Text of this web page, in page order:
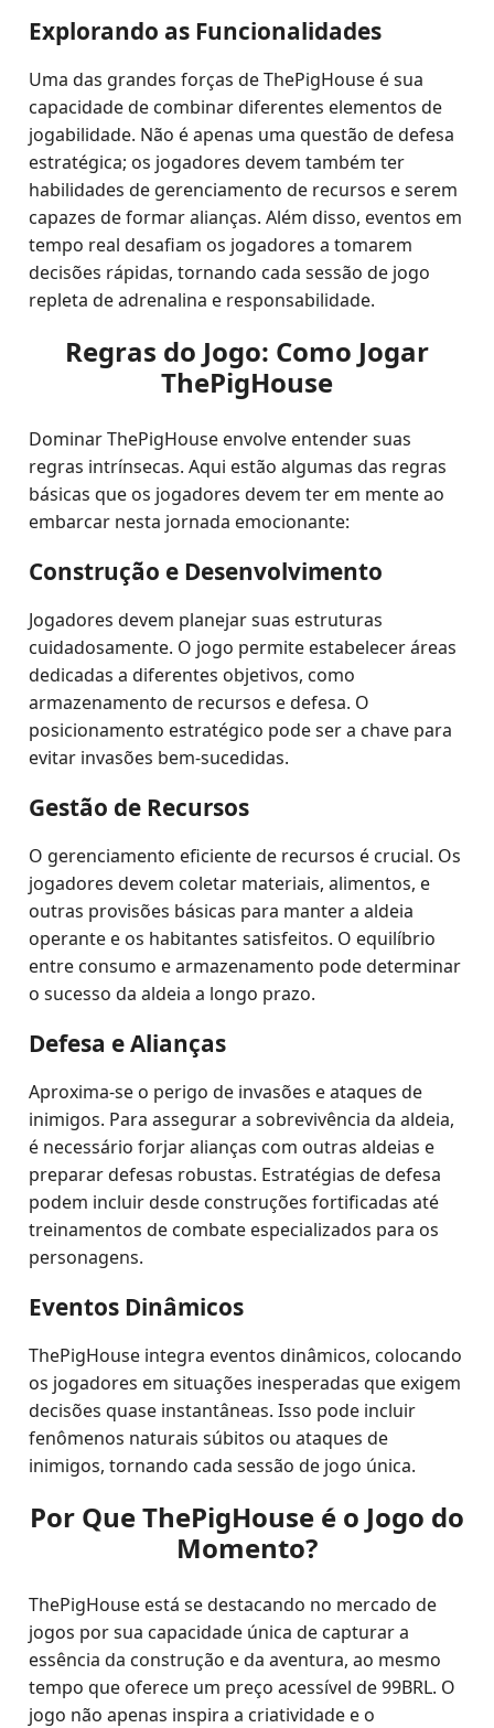
Explorando as Funcionalidades
Uma das grandes forças de ThePigHouse é sua
capacidade de combinar diferentes elementos de
jogabilidade. Não é apenas uma questão de defesa
estratégica; os jogadores devem também ter
habilidades de gerenciamento de recursos e serem
capazes de formar alianças. Além disso, eventos em
tempo real desafiam os jogadores a tomarem
decisões rápidas, tornando cada sessão de jogo
repleta de adrenalina e responsabilidade.
Regras do Jogo: Como Jogar
ThePigHouse
Dominar ThePigHouse envolve entender suas
regras intrínsecas. Aqui estão algumas das regras
básicas que os jogadores devem ter em mente ao
embarcar nesta jornada emocionante:
Construção e Desenvolvimento
Jogadores devem planejar suas estruturas
cuidadosamente. O jogo permite estabelecer áreas
dedicadas a diferentes objetivos, como
armazenamento de recursos e defesa. O
posicionamento estratégico pode ser a chave para
evitar invasões bem-sucedidas.
Gestão de Recursos
O gerenciamento eficiente de recursos é crucial. Os
jogadores devem coletar materiais, alimentos, e
outras provisões básicas para manter a aldeia
operante e os habitantes satisfeitos. O equilíbrio
entre consumo e armazenamento pode determinar
o sucesso da aldeia a longo prazo.
Defesa e Alianças
Aproxima-se o perigo de invasões e ataques de
inimigos. Para assegurar a sobrevivência da aldeia,
é necessário forjar alianças com outras aldeias e
preparar defesas robustas. Estratégias de defesa
podem incluir desde construções fortificadas até
treinamentos de combate especializados para os
personagens.
Eventos Dinâmicos
ThePigHouse integra eventos dinâmicos, colocando
os jogadores em situações inesperadas que exigem
decisões quase instantâneas. Isso pode incluir
fenômenos naturais súbitos ou ataques de
inimigos, tornando cada sessão de jogo única.
Por Que ThePigHouse é o Jogo do
Momento?
ThePigHouse está se destacando no mercado de
jogos por sua capacidade única de capturar a
essência da construção e da aventura, ao mesmo
tempo que oferece um preço acessível de 99BRL. O
jogo não apenas inspira a criatividade e o